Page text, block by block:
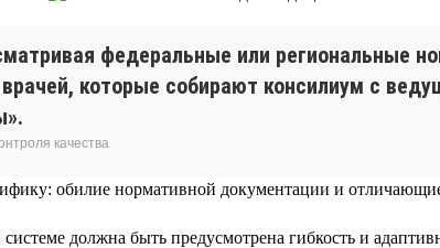
федеральные или региональные
которые собирают консилиум с
качества
обилие нормативной документации и
должна быть предусмотрена гибкость и